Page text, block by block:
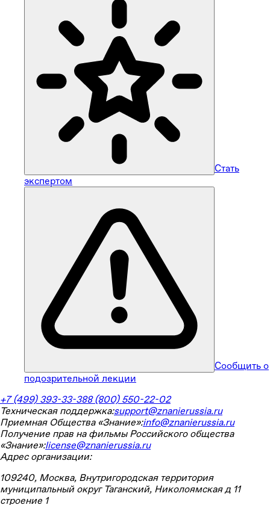
Стать
экспертом
Сообщить о
подозрительной лекции
+7 (499) 393-33-388 (800) 550-22-02
Техническая поддержка:support@znanierussia.ru
Приемная Общества «Знание»:info@znanierussia.ru
Получение прав на фильмы Российского общества
«Знание»:license@znanierussia.ru
Адрес организации:
109240, Москва, Внутригородская территория
муниципальный округ Таганский, Николоямская д 11
строение 1